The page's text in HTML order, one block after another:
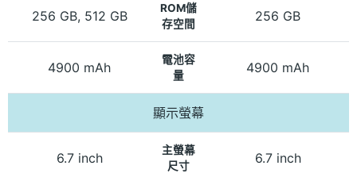
256 GB, 512 GB
ROM儲
存空間
256 GB
4900 mAh
電池容
量
4900 mAh
顯示螢幕
6.7 inch
主螢幕
尺寸
6.7 inch